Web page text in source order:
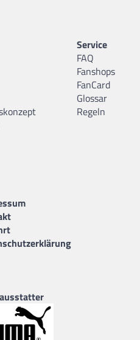
Service
FAQ
Fanshops
FanCard
Glossar
Regeln